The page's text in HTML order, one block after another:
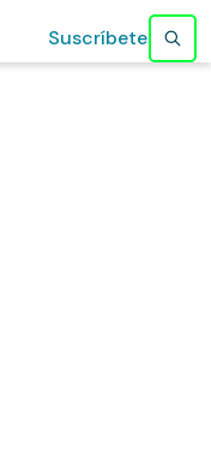
Suscríbete